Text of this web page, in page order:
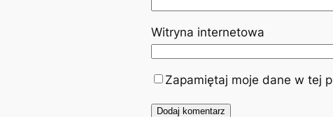
Witryna internetowa
Zapamiętaj moje dane w tej